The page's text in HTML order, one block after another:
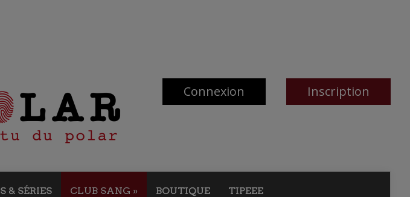
Connexion Inscription
& SÉRIES CLUB SANG » BOUTIQUE TIPEEE